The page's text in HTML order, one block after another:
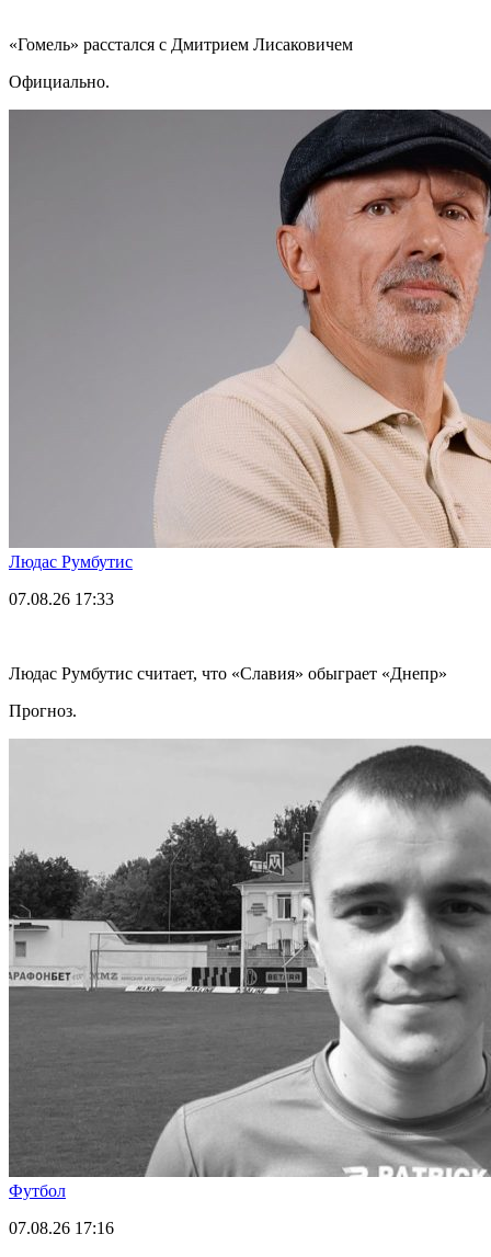
«Гомель» расстался с Дмитрием Лисаковичем
Официально.
Людас Румбутис
07.08.26 17:33
Людас Румбутис считает, что «Славия» обыграет «Днепр»
Прогноз.
Футбол
07.08.26 17:16